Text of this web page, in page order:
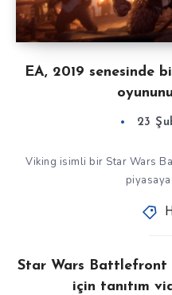
EA, 2019 senesinde
23
Viking isimli bir Star Wars
Star Wars Battlefront
için tanıtım